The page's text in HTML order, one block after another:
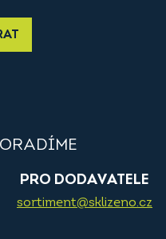
PRO DODAVATELE
sortiment@sklizeno.cz